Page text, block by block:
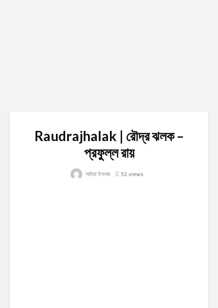
Raudrajhalak | রৌদ্র ঝলক –
প্রফুল্ল রায়
সাদিয়া ইসলাম 52 views